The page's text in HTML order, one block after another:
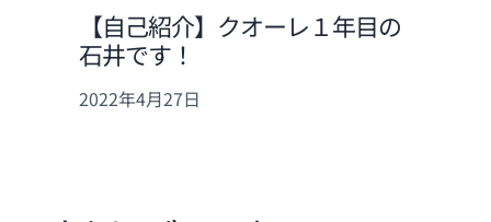
【自己紹介】クオーレ１年目の
石井です！
2022年4月27日